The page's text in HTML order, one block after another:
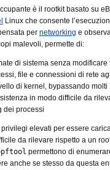
è il rootkit basato su
Linux che consente
per networking e
malevoli, permette di:
di sistema senza modificare
file e connessioni di rete
di kernel, bypassando molti
in modo difficile da
dei processi
elevati per essere
da rilevare rispetto a un
permettono di
anche se stesso da questa